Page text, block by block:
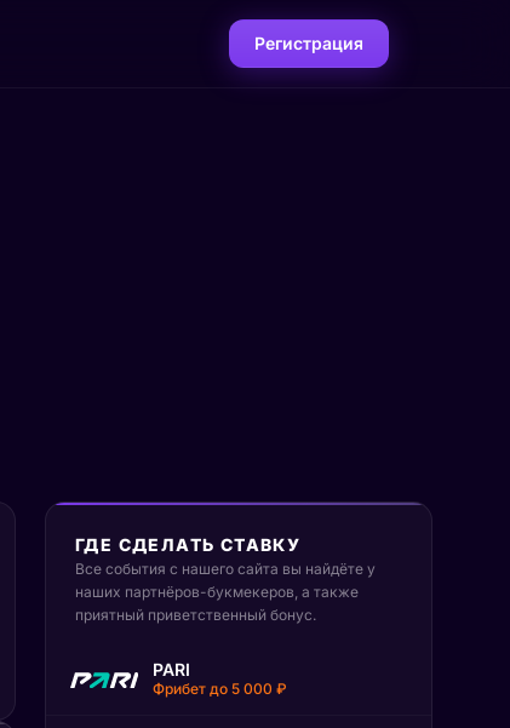
Регистрация
ГДЕ СДЕЛАТЬ СТАВКУ
Все события с нашего сайта вы найдёте у
наших партнёров-букмекеров, а также
приятный приветственный бонус.
PARI
Фрибет до 5 000 ₽